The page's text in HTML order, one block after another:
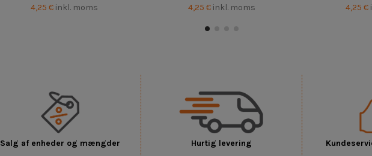
4,25 € inkl. moms
4,25 € inkl. moms
4,25 €
Salg af enheder og mængder
Hurtig levering